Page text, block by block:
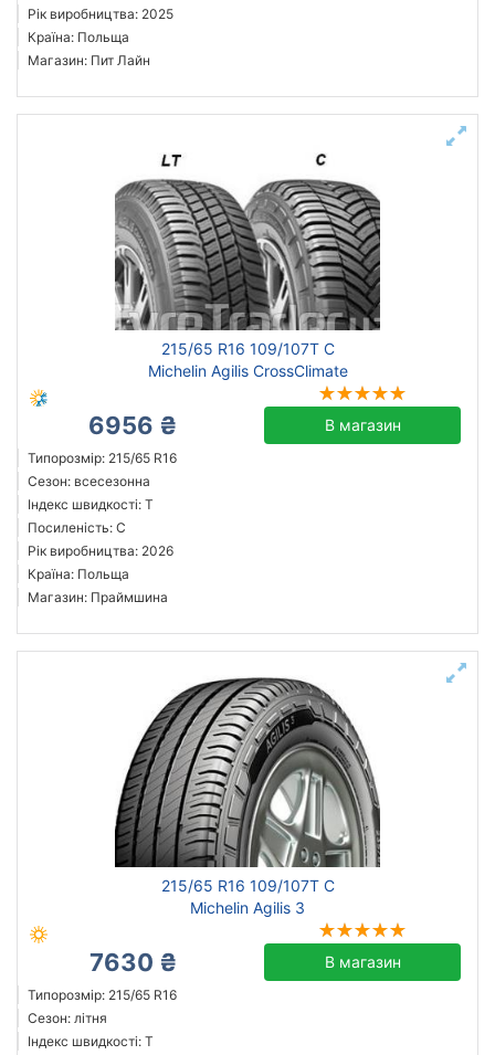
Рік виробництва: 2025
Країна: Польща
Магазин: Пит Лайн
215/65 R16 109/107T C
Michelin Agilis CrossClimate
6956 ₴ В магазин
Типорозмір: 215/65 R16
Сезон: всесезонна
Індекс швидкості: T
Посиленість: C
Рік виробництва: 2026
Країна: Польща
Магазин: Праймшина
215/65 R16 109/107T C
Michelin Agilis 3
7630 ₴ В магазин
Типорозмір: 215/65 R16
Сезон: літня
Індекс швидкості: T